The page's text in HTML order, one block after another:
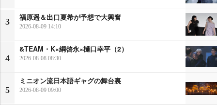
3
福原遥＆出口夏希が予想で大興奮
2026-08-09 14:10
4
&TEAM・K×綱啓永×樋口幸平（2）
2026-08-08 08:30
5
ミニオン流日本語ギャグの舞台裏
2026-08-09 09:00